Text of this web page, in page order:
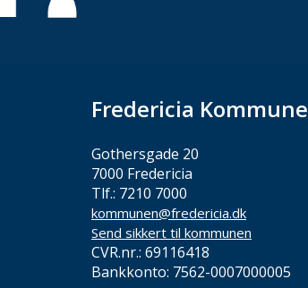
Fredericia Kommune
Gothersgade 20
7000 Fredericia
Tlf.: 7210 7000
kommunen@fredericia.dk
Send sikkert til kommunen
CVR.nr.: 69116418
Bankkonto: 7562-0007000005